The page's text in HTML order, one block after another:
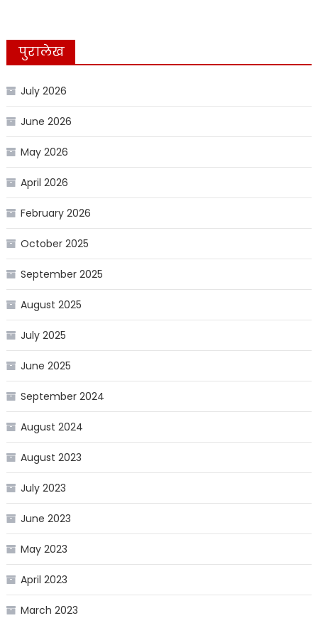
पुरालेख
July 2026
June 2026
May 2026
April 2026
February 2026
October 2025
September 2025
August 2025
July 2025
June 2025
September 2024
August 2024
August 2023
July 2023
June 2023
May 2023
April 2023
March 2023